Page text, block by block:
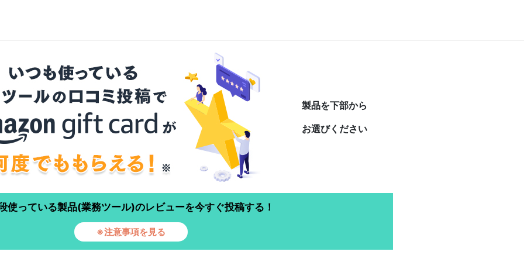
製品を下部から
お選びください
使っている製品(業務ツール)のレビューを今すぐ投稿する！
※注意事項を見る